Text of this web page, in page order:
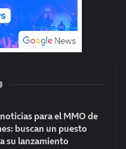
para el MMO de
buscan un puesto
su lanzamiento